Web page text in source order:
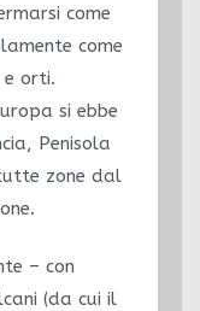
come
come
e orti.
si ebbe
Penisola
zone dal
– con
(da cui il